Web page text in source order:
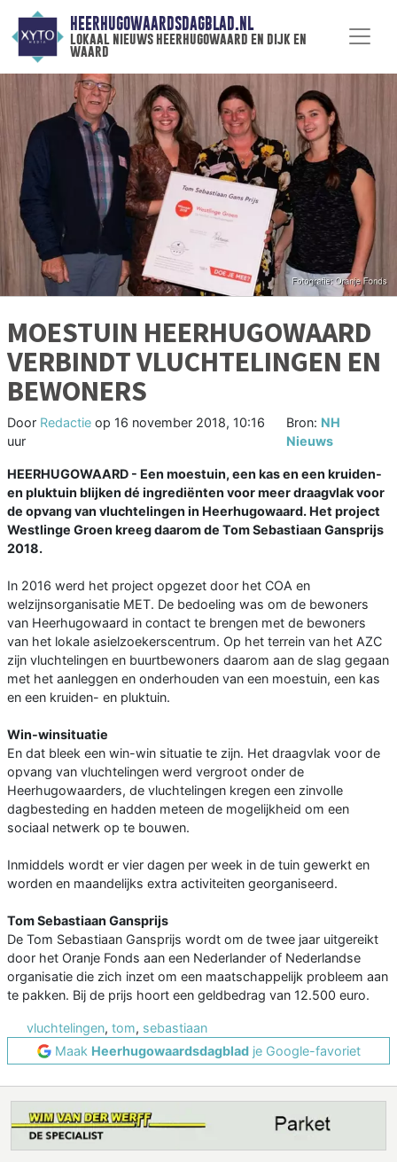
HEERHUGOWAARDSDAGBLAD.NL
lokaal nieuws heerhugowaard en dijk en
waard
MOESTUIN HEERHUGOWAARD
VERBINDT VLUCHTELINGEN EN
BEWONERS
Door Redactie op 16 november 2018, 10:16
uur
Bron: NH
Nieuws
HEERHUGOWAARD - Een moestuin, een kas en een kruiden-
en pluktuin blijken dé ingrediënten voor meer draagvlak voor
de opvang van vluchtelingen in Heerhugowaard. Het project
Westlinge Groen kreeg daarom de Tom Sebastiaan Gansprijs
2018.
In 2016 werd het project opgezet door het COA en
welzijnsorganisatie MET. De bedoeling was om de bewoners
van Heerhugowaard in contact te brengen met de bewoners
van het lokale asielzoekerscentrum. Op het terrein van het AZC
zijn vluchtelingen en buurtbewoners daarom aan de slag gegaan
met het aanleggen en onderhouden van een moestuin, een kas
en een kruiden- en pluktuin.
Win-winsituatie
En dat bleek een win-win situatie te zijn. Het draagvlak voor de
opvang van vluchtelingen werd vergroot onder de
Heerhugowaarders, de vluchtelingen kregen een zinvolle
dagbesteding en hadden meteen de mogelijkheid om een
sociaal netwerk op te bouwen.
Inmiddels wordt er vier dagen per week in de tuin gewerkt en
worden en maandelijks extra activiteiten georganiseerd.
Tom Sebastiaan Gansprijs
De Tom Sebastiaan Gansprijs wordt om de twee jaar uitgereikt
door het Oranje Fonds aan een Nederlander of Nederlandse
organisatie die zich inzet om een maatschappelijk probleem aan
te pakken. Bij de prijs hoort een geldbedrag van 12.500 euro.
vluchtelingen, tom, sebastiaan
Maak Heerhugowaardsdagbladje Google-favoriet